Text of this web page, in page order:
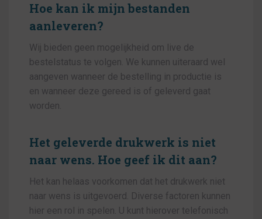
Hoe kan ik mijn bestanden
aanleveren?
Wij bieden geen mogelijkheid om live de
bestelstatus te volgen. We kunnen uiteraard wel
aangeven wanneer de bestelling in productie is
en wanneer deze gereed is of geleverd gaat
worden.
Het geleverde drukwerk is niet
naar wens. Hoe geef ik dit aan?
Het kan helaas voorkomen dat het drukwerk niet
naar wens is uitgevoerd. Diverse factoren kunnen
hier een rol in spelen. U kunt hierover telefonisch